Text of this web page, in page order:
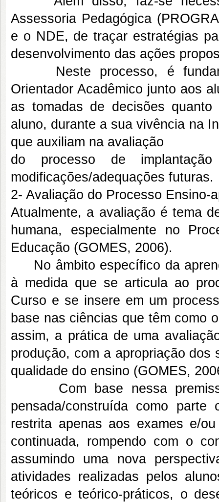
Assessoria Pedagógica
e o NDE, de traçar estratégias
desenvolvimento das ações
Neste processo, é
Orientador Acadêmico junto aos
as tomadas de decisões quanto
aluno, durante a sua vivência na
que auxiliam na avaliação
do processo de
modificações/adequações futuras.
2- Avaliação do Processo Ensino-
Atualmente, a avaliação é tema
humana, especialmente no
Educação (GOMES, 2006).
No âmbito específico da
à medida que se articula ao
Curso e se insere em um
base nas ciências que têm como
assim, a prática de uma
produção, com a apropriação
qualidade do ensino (GOMES,
Com base nessa premissa,
pensada/construída como
restrita apenas aos exames e/
continuada, rompendo com o
assumindo uma nova
atividades realizadas pelos
teóricos e teórico-práticos, o